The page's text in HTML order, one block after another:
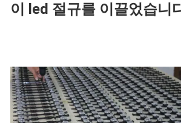
이 led 절규를 이끌었습니